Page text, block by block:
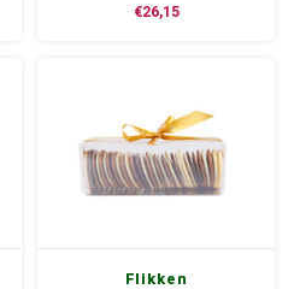
you need is love/chocolate
€26,15
Flikken